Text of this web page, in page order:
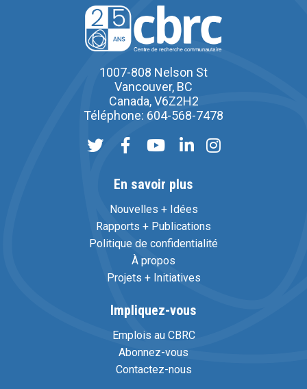
1007-808 Nelson St
Vancouver, BC
Canada, V6Z2H2
Téléphone: 604-568-7478
En savoir plus
Nouvelles + Idées
Rapports + Publications
Politique de confidentialité
À propos
Projets + Initiatives
Impliquez-vous
Emplois au CBRC
Abonnez-vous
Contactez-nous